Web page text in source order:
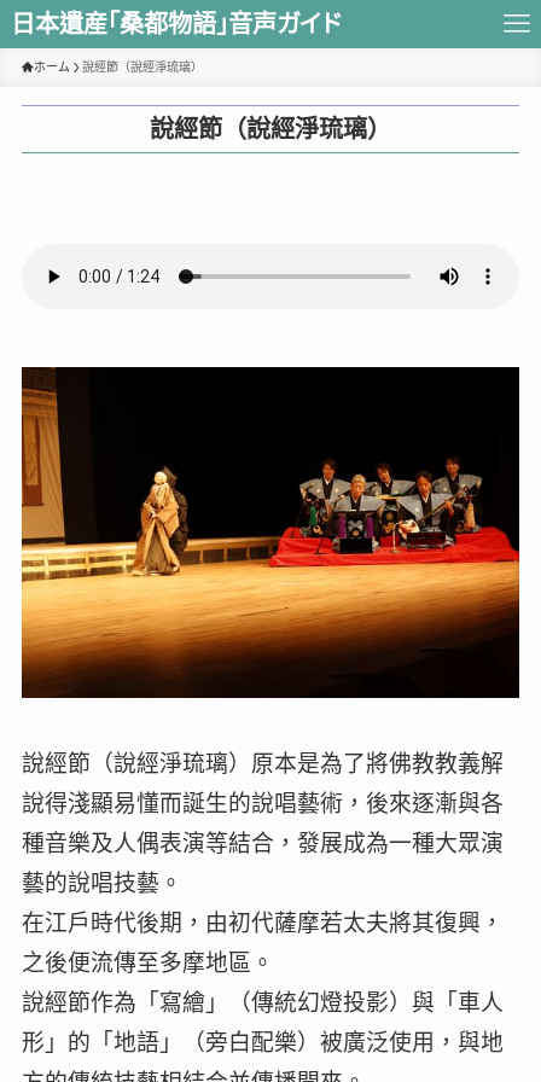
日本遺産｢桑都物語｣音声ガイド
ホーム 說經節（說經淨琉璃）
說經節（說經淨琉璃）
說經節（說經淨琉璃）原本是為了將佛教教義解
說得淺顯易懂而誕生的說唱藝術，後來逐漸與各
種音樂及人偶表演等結合，發展成為一種大眾演
藝的說唱技藝。
在江戶時代後期，由初代薩摩若太夫將其復興，
之後便流傳至多摩地區。
說經節作為「寫繪」（傳統幻燈投影）與「車人
形」的「地語」（旁白配樂）被廣泛使用，與地